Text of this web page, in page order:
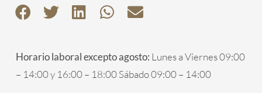
Horario laboral excepto agosto: Lunes a Viernes 09:00
– 14:00 y 16:00 – 18:00 Sábado 09:00 – 14:00